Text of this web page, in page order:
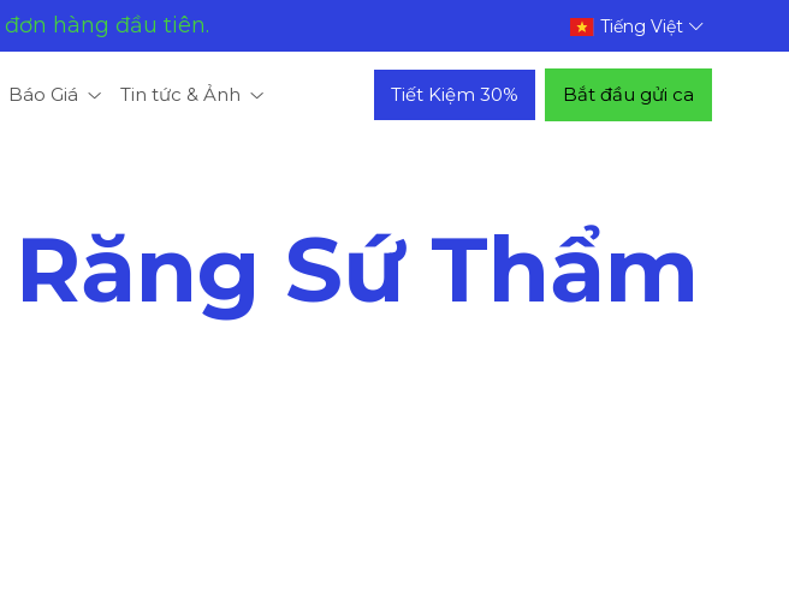
hàng đầu tiên. Tiếng Việt
Báo Giá Tin tức & Ảnh Tiết Kiệm 30% Bắt đầu gửi ca
Sứ Thẩm